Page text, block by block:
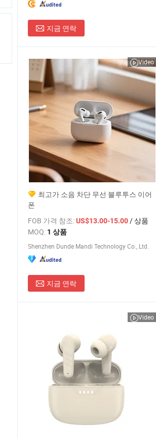
지금 연락
Video
최고가 소음 차단 무선 블루투스 이어
폰
FOB 가격 참조:US$13.00-15.00/ 상품
MOQ: 1 상품
Shenzhen Dunde Mandi Technology Co., Ltd.
지금 연락
Video